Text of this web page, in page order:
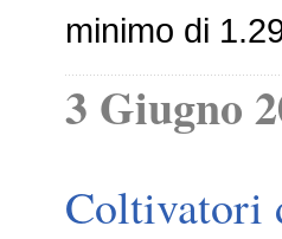
minimo di
3 Giugno
Coltivatori